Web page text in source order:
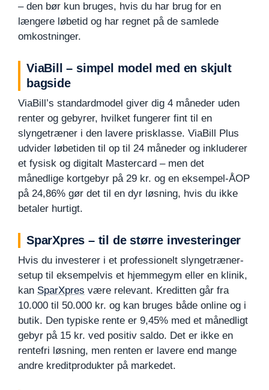
– den bør kun bruges, hvis du har brug for en
længere løbetid og har regnet på de samlede
omkostninger.
ViaBill – simpel model med en skjult
bagside
ViaBill’s standardmodel giver dig 4 måneder uden
renter og gebyrer, hvilket fungerer fint til en
slyngetræner i den lavere prisklasse. ViaBill Plus
udvider løbetiden til op til 24 måneder og inkluderer
et fysisk og digitalt Mastercard – men det
månedlige kortgebyr på 29 kr. og en eksempel-ÅOP
på 24,86% gør det til en dyr løsning, hvis du ikke
betaler hurtigt.
SparXpres – til de større investeringer
Hvis du investerer i et professionelt slyngetræner-
setup til eksempelvis et hjemmegym eller en klinik,
kan SparXpres være relevant. Kreditten går fra
10.000 til 50.000 kr. og kan bruges både online og i
butik. Den typiske rente er 9,45% med et månedligt
gebyr på 15 kr. ved positiv saldo. Det er ikke en
rentefri løsning, men renten er lavere end mange
andre kreditprodukter på markedet.